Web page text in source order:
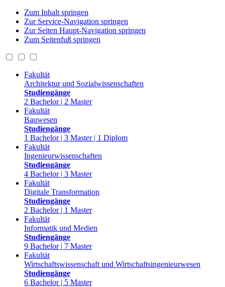
Zum Inhalt springen
Zur Service-Navigation springen
Zur Seiten Haupt-Navigation springen
Zum Seitenfuß springen
Fakultät
Architektur und Sozialwissenschaften
Studiengänge
2 Bachelor | 2 Master
Fakultät
Bauwesen
Studiengänge
1 Bachelor | 3 Master | 1 Diplom
Fakultät
Ingenieurwissenschaften
Studiengänge
4 Bachelor | 3 Master
Fakultät
Digitale Transformation
Studiengänge
2 Bachelor | 1 Master
Fakultät
Informatik und Medien
Studiengänge
9 Bachelor | 7 Master
Fakultät
Wirtschaftswissenschaft und Wirtschaftsingenieurwesen
Studiengänge
6 Bachelor | 5 Master